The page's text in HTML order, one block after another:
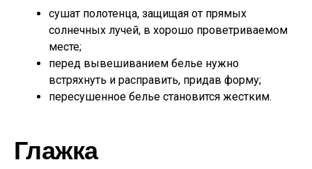
сушат полотенца, защищая от прямых
солнечных лучей, в хорошо проветриваемом
месте;
перед вывешиванием белье нужно
встряхнуть и расправить, придав форму;
пересушенное белье становится жестким.
Глажка